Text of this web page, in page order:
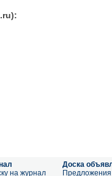
на журнал
Доска
Предложения